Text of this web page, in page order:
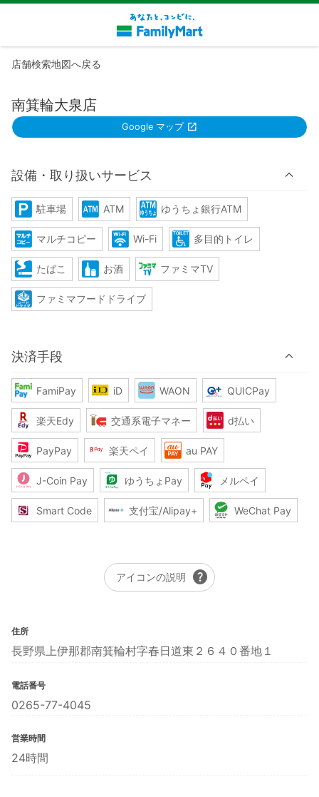
店舗検索地図へ戻る
南箕輪大泉店
Google マップ
設備・取り扱いサービス
駐車場 ATM ゆうちょ銀行ATM
マルチコピー Wi-Fi 多目的トイレ
たばこ お酒 ファミマTV
ファミマフードドライブ
決済手段
FamiPay iD WAON QUICPay
楽天Edy 交通系電子マネー d払い
PayPay 楽天ペイ au PAY
J-Coin Pay ゆうちょPay メルペイ
Smart Code 支付宝/Alipay+ WeChat Pay
アイコンの説明 help
住所
長野県上伊那郡南箕輪村字春日道東２６４０番地１
電話番号
0265-77-4045
営業時間
24時間